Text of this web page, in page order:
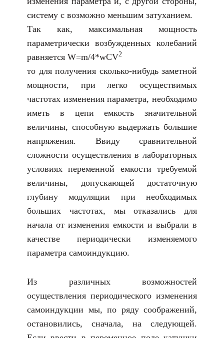
систему с возможно меньшим затуханием.
Так как, максимальная мощность
параметрически возбужденных колебаний
равняется W=m/4*wCV2
то для получения сколько-нибудь заметной
мощности, при легко осуществимых
частотах изменения параметра, необходимо
иметь в цепи емкость значительной
величины, способную выдержать большие
напряжения. Ввиду сравнительной
сложности осуществления в лабораторных
условиях переменной емкости требуемой
величины, допускающей достаточную
глубину модуляции при необходимых
больших частотах, мы отказались для
начала от изменения емкости и выбрали в
качестве периодически изменяемого
параметра самоиндукцию.
Из различных возможностей
осуществления периодического изменения
самоиндукции мы, по ряду соображений,
остановились, сначала, на следующей.